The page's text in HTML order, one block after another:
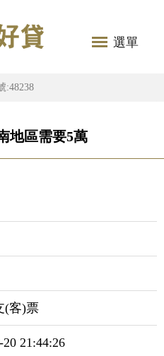
選單
:48238
地區需要5萬
(客)票
20 21:44:26